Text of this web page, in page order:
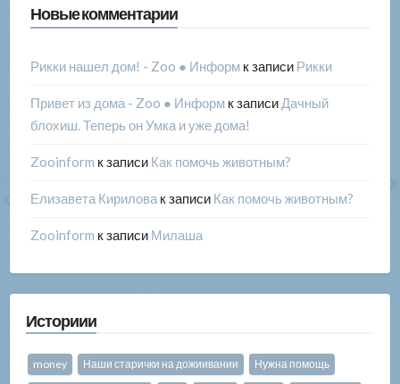
Новые комментарии
Рикки нашел дом! - Zoo ● Информк записи Рикки
Привет из дома - Zoo ● Информк записи Дачный
блохиш. Теперь он Умка и уже дома!
Zooinform к записи Как помочь животным?
Елизавета Кириловак записи Как помочь животным?
Zooinform к записи Милаша
Историии
money Наши старички на дожиивании Нужна помощь